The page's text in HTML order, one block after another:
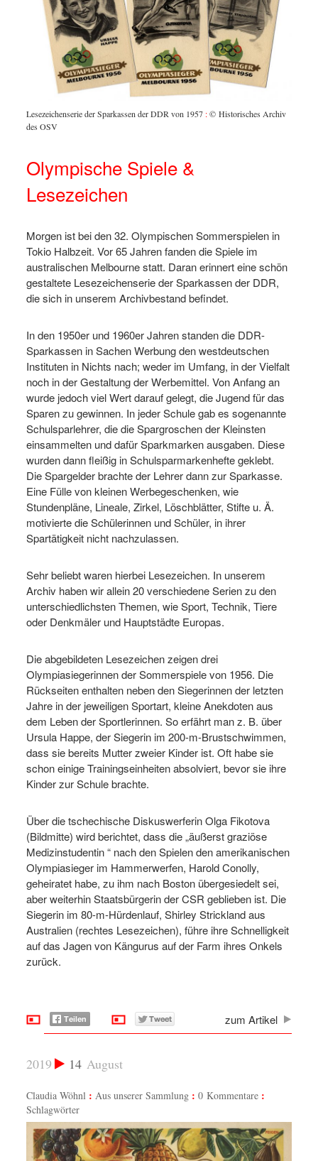
Lesezeichenserie der Sparkassen der DDR von 1957 :© Historisches Archiv
des OSV
Olympische Spiele &
Lesezeichen
Morgen ist bei den 32. Olympischen Sommerspielen in
Tokio Halbzeit. Vor 65 Jahren fanden die Spiele im
australischen Melbourne statt. Daran erinnert eine schön
gestaltete Lesezeichenserie der Sparkassen der DDR,
die sich in unserem Archivbestand befindet.
In den 1950er und 1960er Jahren standen die DDR-
Sparkassen in Sachen Werbung den westdeutschen
Instituten in Nichts nach; weder im Umfang, in der Vielfalt
noch in der Gestaltung der Werbemittel. Von Anfang an
wurde jedoch viel Wert darauf gelegt, die Jugend für das
Sparen zu gewinnen. In jeder Schule gab es sogenannte
Schulsparlehrer, die die Spargroschen der Kleinsten
einsammelten und dafür Sparkmarken ausgaben. Diese
wurden dann fleißig in Schulsparmarkenhefte geklebt.
Die Spargelder brachte der Lehrer dann zur Sparkasse.
Eine Fülle von kleinen Werbegeschenken, wie
Stundenpläne, Lineale, Zirkel, Löschblätter, Stifte u. Ä.
motivierte die Schülerinnen und Schüler, in ihrer
Spartätigkeit nicht nachzulassen.
Sehr beliebt waren hierbei Lesezeichen. In unserem
Archiv haben wir allein 20 verschiedene Serien zu den
unterschiedlichsten Themen, wie Sport, Technik, Tiere
oder Denkmäler und Hauptstädte Europas.
Die abgebildeten Lesezeichen zeigen drei
Olympiasiegerinnen der Sommerspiele von 1956. Die
Rückseiten enthalten neben den Siegerinnen der letzten
Jahre in der jeweiligen Sportart, kleine Anekdoten aus
dem Leben der Sportlerinnen. So erfährt man z. B. über
Ursula Happe, der Siegerin im 200-m-Brustschwimmen,
dass sie bereits Mutter zweier Kinder ist. Oft habe sie
schon einige Trainingseinheiten absolviert, bevor sie ihre
Kinder zur Schule brachte.
Über die tschechische Diskuswerferin Olga Fikotova
(Bildmitte) wird berichtet, dass die „äußerst graziöse
Medizinstudentin “ nach den Spielen den amerikanischen
Olympiasieger im Hammerwerfen, Harold Conolly,
geheiratet habe, zu ihm nach Boston übergesiedelt sei,
aber weiterhin Staatsbürgerin der CSR geblieben ist. Die
Siegerin im 80-m-Hürdenlauf, Shirley Strickland aus
Australien (rechtes Lesezeichen), führe ihre Schnelligkeit
auf das Jagen von Kängurus auf der Farm ihres Onkels
zurück.
zum Artikel
14 August
2019
Claudia Wöhnl Aus unserer Sammlung
0 Kommentare
Schlagwörter